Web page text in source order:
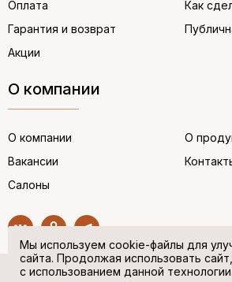
Оплата
Гарантия и возврат
Акции
Как
О компании
О компании
Вакансии
Салоны
О
© “НЕМЕЦКАЯ ОБУВЬ” 2017. Все права
Мы используем cookie-файлы для
сайта. Продолжая использовать
с использованием данной технологии.